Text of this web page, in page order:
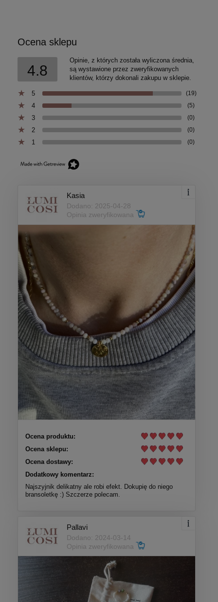
Ocena sklepu
4.8
Opinie, z których została wyliczona średnia,
są wystawione przez zweryfikowanych
klientów, którzy dokonali zakupu w sklepie.
5 (19)
4 (5)
3 (0)
2 (0)
1 (0)
Kasia
Dodano: 2025-04-28
Opinia zweryfikowana
Ocena produktu:
Ocena sklepu:
Ocena dostawy:
Dodatkowy komentarz:
Najszyjnik delikatny ale robi efekt. Dokupię do niego
bransoletkę :) Szczerze polecam.
Pallavi
Dodano: 2024-03-14
Opinia zweryfikowana